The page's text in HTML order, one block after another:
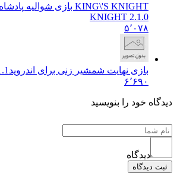
KING\'S KNIGHT بازی شوالیه پادشاه برای اندروید
KNIGHT 2.1.0
۵٬۰۷۸
بازی نهایت شمشیر زنی برای اندروید
۶٬۶۹۰
دیدگاه خود را بنویسید
دیدگاه
ثبت دیدگاه